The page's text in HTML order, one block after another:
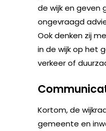
de wijk en geven
ongevraagd
Ook denken zij
in de wijk op het
verkeer of
Kortom, de
gemeente en